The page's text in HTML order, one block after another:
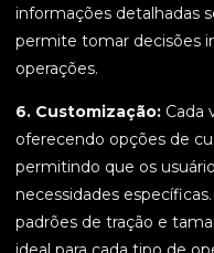
informações detalhadas
permite tomar decisões
operações.
6. Customização: Cada
oferecendo opções de
permitindo que os
necessidades
padrões de tração e